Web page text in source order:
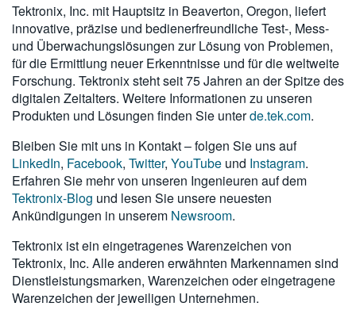
Tektronix, Inc. mit Hauptsitz in Beaverton, Oregon, liefert
innovative, präzise und bedienerfreundliche Test-, Mess-
und Überwachungslösungen zur Lösung von Problemen,
für die Ermittlung neuer Erkenntnisse und für die weltweite
Forschung. Tektronix steht seit 75 Jahren an der Spitze des
digitalen Zeitalters. Weitere Informationen zu unseren
Produkten und Lösungen finden Sie unterde.tek.com.
Bleiben Sie mit uns in Kontakt – folgen Sie uns auf
LinkedIn, Facebook, Twitter, YouTube und Instagram.
Erfahren Sie mehr von unseren Ingenieuren auf dem
Tektronix-Blog und lesen Sie unsere neuesten
Ankündigungen in unserem Newsroom.
Tektronix ist ein eingetragenes Warenzeichen von
Tektronix, Inc. Alle anderen erwähnten Markennamen sind
Dienstleistungsmarken, Warenzeichen oder eingetragene
Warenzeichen der jeweiligen Unternehmen.